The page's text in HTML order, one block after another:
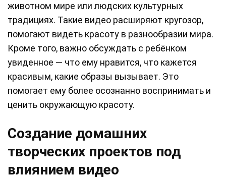
животном мире или людских культурных
традициях. Такие видео расширяют кругозор,
помогают видеть красоту в разнообразии мира.
Кроме того, важно обсуждать с ребёнком
увиденное — что ему нравится, что кажется
красивым, какие образы вызывает. Это
помогает ему более осознанно воспринимать и
ценить окружающую красоту.
Создание домашних
творческих проектов под
влиянием видео